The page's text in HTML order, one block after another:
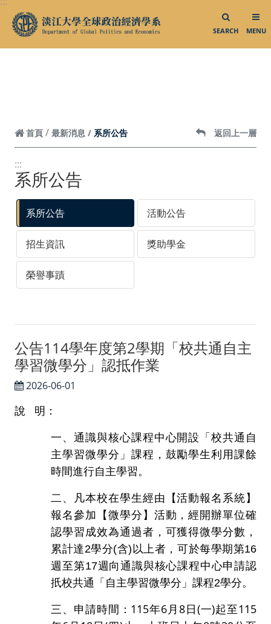
跳到頁面主要內容區
SEARCH MENU
聯絡我們
Facebook
首頁 最新消息 系所公告 返回上一層
:::
系所公告
系所公告 活動公告
招生資訊 獎助學金
榮譽事蹟
公告114學年度第2學期「校共通自主
學習微學分」認抵作業
2026-06-01
說 明：
一、通識與核心課程中心開設「校共通自
主學習微學分」課程，鼓勵學生利用課餘
時間進行自 主學習。
二、 凡本校在學生經由【活動報名系統】
報名參加【微學分】活動，經開辦單位確
認學習成效為通過者，可獲得微學分數，
累計達2學分(含)以上者，可於每學期第16
週至第17週向通識與核心課程中心申請認
扺校共通「自主學習微學分」課程2學分。
三、 申請時間： 115年6月 8日(一)起至115